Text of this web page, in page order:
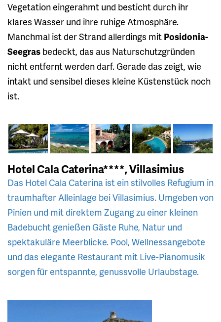
Vegetation eingerahmt und besticht durch ihr
klares Wasser und ihre ruhige Atmosphäre.
Manchmal ist der Strand allerdings mit Posidonia-
Seegras bedeckt, das aus Naturschutzgründen
nicht entfernt werden darf. Gerade das zeigt, wie
intakt und sensibel dieses kleine Küstenstück noch
ist.
Hotel Cala Caterina****, Villasimius
Das Hotel Cala Caterina ist ein stilvolles Refugium in
traumhafter Alleinlage bei Villasimius. Umgeben von
Pinien und mit direktem Zugang zu einer kleinen
Badebucht genießen Gäste Ruhe, Natur und
spektakuläre Meerblicke. Pool, Wellnessangebote
und das elegante Restaurant mit Live-Pianomusik
sorgen für entspannte, genussvolle Urlaubstage.